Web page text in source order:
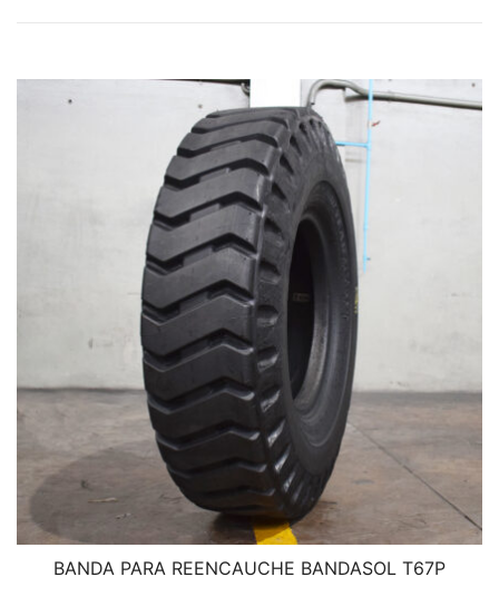
BANDA PARA REENCAUCHE BANDASOL T67P